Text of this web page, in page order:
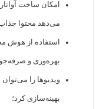
امکان ساخت
می‌دهد محتوا جذاب
استفاده از هوش
بهره‌وری و
ویدیوها را
بهینه‌سازی کرد؛